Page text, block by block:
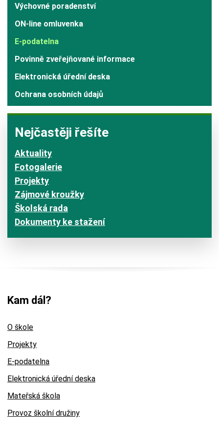
Výchovné poradenství
ON-line omluvenka
E-podatelna
Povinně zveřejňované informace
Elektronická úřední deska
Ochrana osobních údajů
Nejčastěji řešíte
Aktuality
Fotogalerie
Projekty
Zájmové kroužky
Školská rada
Dokumenty ke stažení
Kam dál?
O škole
Projekty
E-podatelna
Elektronická úřední deska
Mateřská škola
Provoz školní družiny